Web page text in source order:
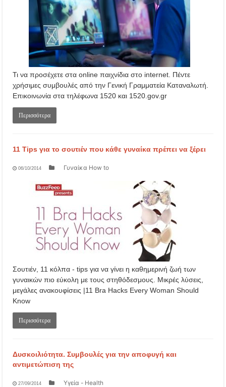
Τι να προσέχετε στα online παιχνίδια στο internet. Πέντε
χρήσιμες συμβουλές από την Γενική Γραμματεία Καταναλωτή.
Επικοινωνία στα τηλέφωνα 1520 και 1520.gov.gr
Περισσότερα
11 Tips για το σουτιέν που κάθε γυναίκα πρέπει να ξέρει
06/10/2014 Γυναίκα How to
Σουτιέν, 11 κόλπα - tips για να γίνει η καθημερινή ζωή των
γυναικών πιο εύκολη με τους στηθόδεσμους. Μικρές λύσεις,
μεγάλες ανακουφίσεις |11 Bra Hacks Every Woman Should
Know
Περισσότερα
Δυσκοιλιότητα. Συμβουλές για την αποφυγή και
αντιμετώπιση της
27/09/2014 Υγεία - Health